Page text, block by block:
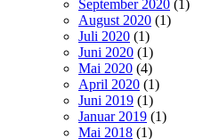
September 2020 (1)
August 2020 (1)
Juli 2020 (1)
Juni 2020 (1)
Mai 2020 (4)
April 2020 (1)
Juni 2019 (1)
Januar 2019 (1)
Mai 2018 (1)